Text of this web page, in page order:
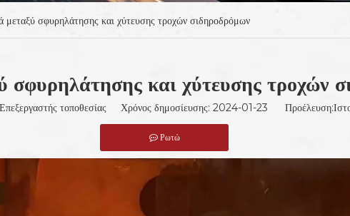
μεταξύ σφυρηλάτησης και χύτευσης τροχών σιδηροδρόμων
σφυρηλάτησης και χύτευσης τροχών
τοποθεσίας Χρόνος δημοσίευσης: 2024-01-23 Προέλευση:
Ρωτώ